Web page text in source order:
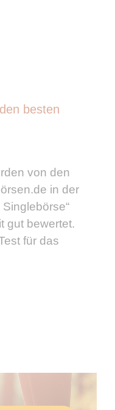
besten
von den
in der
gut bewertet.
für das